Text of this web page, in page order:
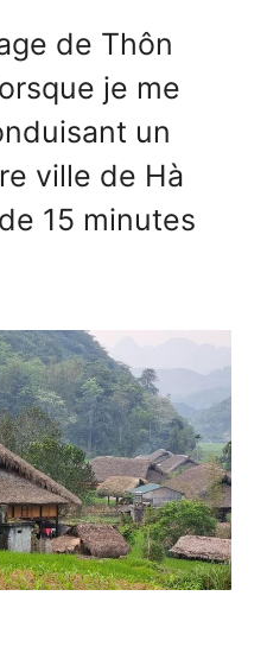
de Thôn
je me
un
ville de Hà
15 minutes